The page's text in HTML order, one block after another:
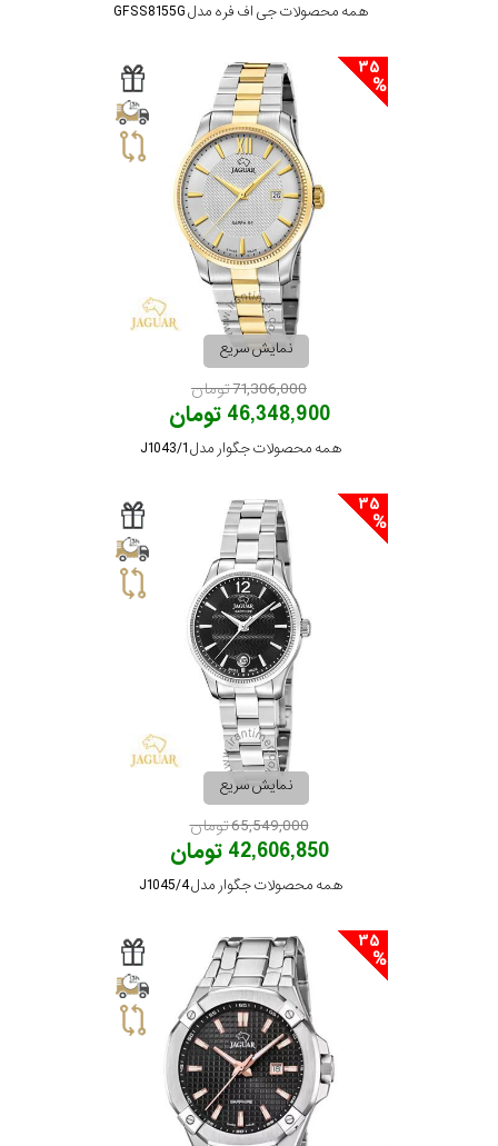
همه محصولات جی اف فره مدل GFSS8155G
نمایش سریع
71,306,000 تومان
46,348,900 تومان
همه محصولات جگوار مدل J1043/1
نمایش سریع
65,549,000 تومان
42,606,850 تومان
همه محصولات جگوار مدل J1045/4